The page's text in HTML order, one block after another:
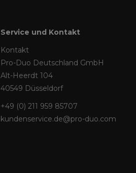
Service und Kontakt
Kontakt
Pro-Duo Deutschland GmbH
Alt-Heerdt 104
40549 Düsseldorf
+49 (0) 211 959 85707
kundenservice.de@pro-duo.com